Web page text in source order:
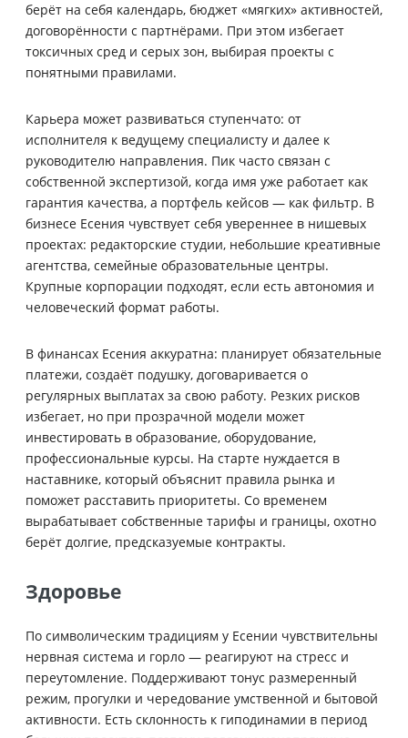
берёт на себя календарь, бюджет «мягких» активностей,
договорённости с партнёрами. При этом избегает
токсичных сред и серых зон, выбирая проекты с
понятными правилами.
Карьера может развиваться ступенчато: от
исполнителя к ведущему специалисту и далее к
руководителю направления. Пик часто связан с
собственной экспертизой, когда имя уже работает как
гарантия качества, а портфель кейсов — как фильтр. В
бизнесе Есения чувствует себя увереннее в нишевых
проектах: редакторские студии, небольшие креативные
агентства, семейные образовательные центры.
Крупные корпорации подходят, если есть автономия и
человеческий формат работы.
В финансах Есения аккуратна: планирует обязательные
платежи, создаёт подушку, договаривается о
регулярных выплатах за свою работу. Резких рисков
избегает, но при прозрачной модели может
инвестировать в образование, оборудование,
профессиональные курсы. На старте нуждается в
наставнике, который объяснит правила рынка и
поможет расставить приоритеты. Со временем
вырабатывает собственные тарифы и границы, охотно
берёт долгие, предсказуемые контракты.
Здоровье
По символическим традициям у Есении чувствительны
нервная система и горло — реагируют на стресс и
переутомление. Поддерживают тонус размеренный
режим, прогулки и чередование умственной и бытовой
активности. Есть склонность к гиподинамии в период